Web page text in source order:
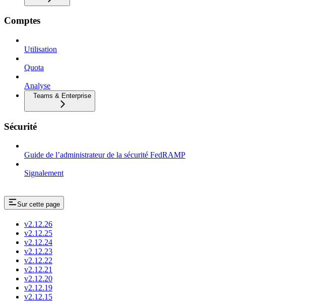
Comptes
Utilisation
Quota
Analyse
Teams & Enterprise
Sécurité
Guide de l’administrateur de la sécurité FedRAMP
Signalement
Sur cette page
v2.12.26
v2.12.25
v2.12.24
v2.12.23
v2.12.22
v2.12.21
v2.12.20
v2.12.19
v2.12.15